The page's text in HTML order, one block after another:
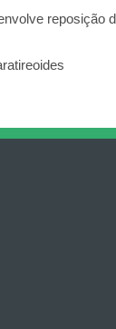
reposição